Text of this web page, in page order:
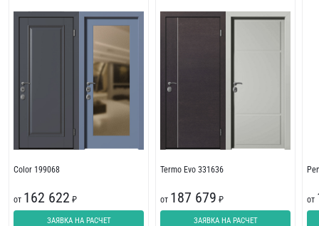
Color 199068
от 162 622 ₽
ЗАЯВКА НА РАСЧЕТ
Termo Evo 331636
от 187 679 ₽
ЗАЯВКА НА РАСЧЕТ
от